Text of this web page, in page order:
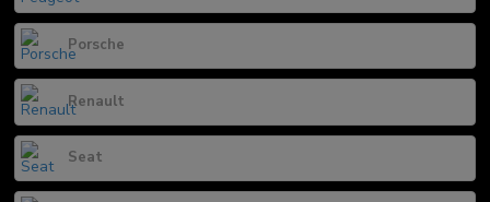
Porsche
Renault
Seat